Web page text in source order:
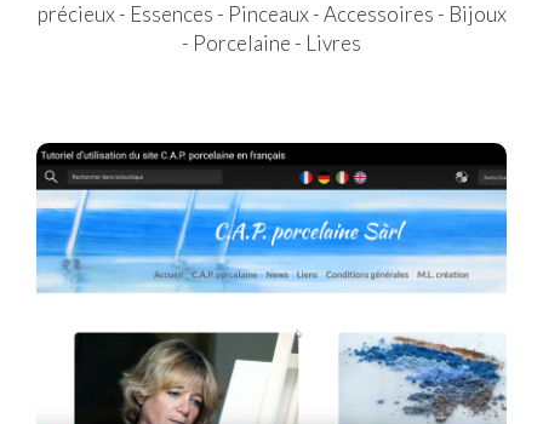
précieux - Essences - Pinceaux - Accessoires - Bijoux
- Porcelaine - Livres